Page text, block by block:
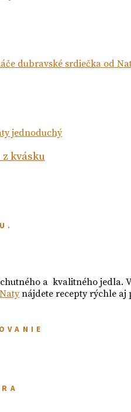
kvásku
a kvalitného jedla.
Natynájdete recepty rýchle aj